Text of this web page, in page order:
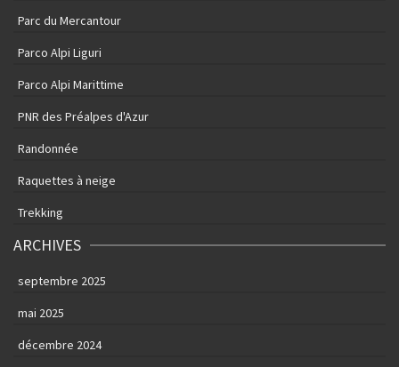
Parc du Mercantour
Parco Alpi Liguri
Parco Alpi Marittime
PNR des Préalpes d'Azur
Randonnée
Raquettes à neige
Trekking
ARCHIVES
septembre 2025
mai 2025
décembre 2024